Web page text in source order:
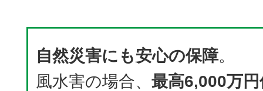
自然災害にも安心の保障。
風水害の場合、 最高6,000万